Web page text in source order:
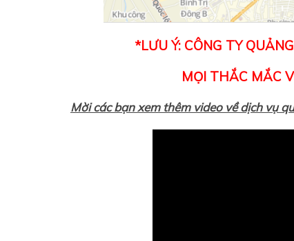
*LƯU Ý: CÔNG TY
MỌI THẮC MẮC
Mời các bạn xem thêm video về dịch vụ